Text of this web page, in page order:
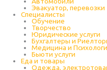
Эвакуатор, перевозки
Специалисты
Обучение
Творчество
Юридические услуги
Бухгалтеры и
Медицина и
Бьюти услуги
Еда и товары
Одежда,